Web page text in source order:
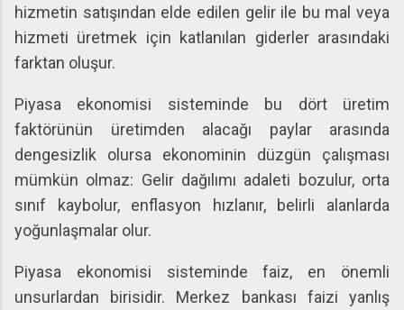
hizmetin satışından elde edilen gelir ile bu mal veya
hizmeti üretmek için katlanılan giderler arasındaki
farktan oluşur.
Piyasa ekonomisi sisteminde bu dört üretim
faktörünün üretimden alacağı paylar arasında
dengesizlik olursa ekonominin düzgün çalışması
mümkün olmaz: Gelir dağılımı adaleti bozulur, orta
sınıf kaybolur, enflasyon hızlanır, belirli alanlarda
yoğunlaşmalar olur.
Piyasa ekonomisi sisteminde faiz, en önemli
unsurlardan birisidir. Merkez bankası faizi yanlış